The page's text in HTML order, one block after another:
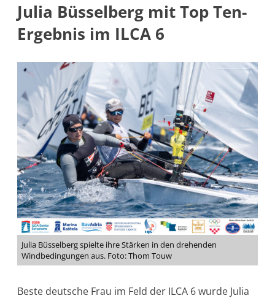
Julia Büsselberg mit Top Ten-
Ergebnis im ILCA 6
Julia Büsselberg spielte ihre Stärken in den drehenden
Windbedingungen aus. Foto: Thom Touw
Beste deutsche Frau im Feld der ILCA 6 wurde Julia